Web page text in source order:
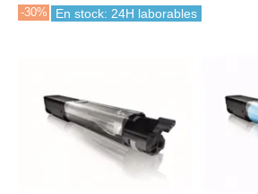
-30% En stock: 24H laborables